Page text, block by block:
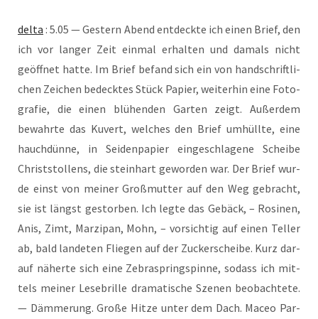
del­ta : 5.05 — Ges­tern Abend ent­deck­te ich einen Brief, den
ich vor lan­ger Zeit ein­mal erhal­ten und damals nicht
geöff­net hat­te. Im Brief befand sich ein von hand­schrift­li­
chen Zei­chen bedeck­tes Stück Papier, wei­ter­hin eine Foto­
gra­fie, die einen blü­hen­den Gar­ten zeigt. Außer­dem
bewahr­te das Kuvert, wel­ches den Brief umhüll­te, eine
hauch­dün­ne, in Sei­den­pa­pier ein­ge­schla­ge­ne Schei­be
Christ­stol­lens, die stein­hart gewor­den war. Der Brief wur­
de einst von mei­ner Groß­mutter auf den Weg gebracht,
sie ist längst gestor­ben. Ich leg­te das Gebäck, – Rosi­nen,
Anis, Zimt, Mar­zi­pan, Mohn, – vor­sich­tig auf einen Tel­ler
ab, bald lan­de­ten Flie­gen auf der Zucker­schei­be. Kurz dar­
auf näher­te sich eine Zebra­spring­spin­ne, sodass ich mit­
tels mei­ner Lese­bril­le dra­ma­ti­sche Sze­nen beob­ach­te­te.
— Däm­me­rung. Gro­ße Hit­ze unter dem Dach. Maceo Par­